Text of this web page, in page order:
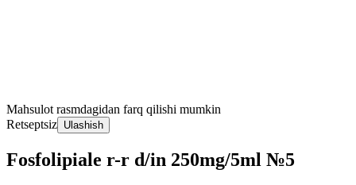
Mahsulot rasmdagidan farq qilishi mumkin
Retseptsiz Ulashish
Fosfolipiale r-r d/in 250mg/5ml №5